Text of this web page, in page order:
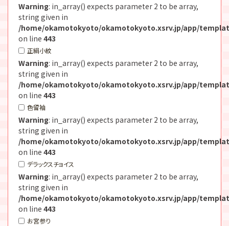
Warning: in_array() expects parameter 2 to be array,
string given in
/home/okamotokyoto/okamotokyoto.xsrv.jp/app/
on line 443
正絹小紋
Warning: in_array() expects parameter 2 to be array,
string given in
/home/okamotokyoto/okamotokyoto.xsrv.jp/app/
on line 443
色留袖
Warning: in_array() expects parameter 2 to be array,
string given in
/home/okamotokyoto/okamotokyoto.xsrv.jp/app/
on line 443
デラックスチョイス
Warning: in_array() expects parameter 2 to be array,
string given in
/home/okamotokyoto/okamotokyoto.xsrv.jp/app/
on line 443
お宮参り